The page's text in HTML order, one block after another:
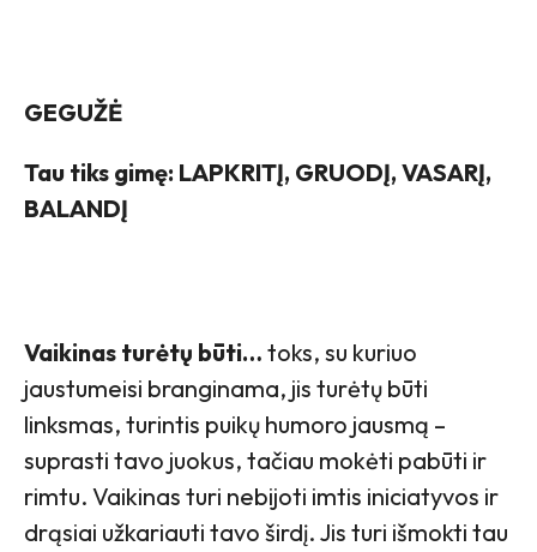
GEGUŽĖ
Tau tiks gimę: LAPKRITĮ, GRUODĮ, VASARĮ,
BALANDĮ
Vaikinas turėtų būti… toks, su kuriuo
jaustumeisi branginama, jis turėtų būti
linksmas, turintis puikų humoro jausmą –
suprasti tavo juokus, tačiau mokėti pabūti ir
rimtu. Vaikinas turi nebijoti imtis iniciatyvos ir
drąsiai užkariauti tavo širdį. Jis turi išmokti tau